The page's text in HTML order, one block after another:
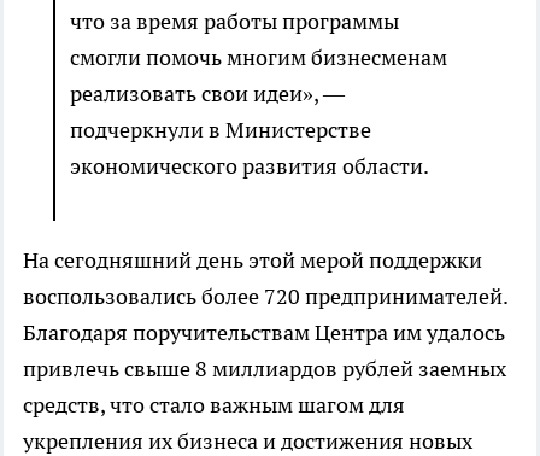
что за время работы программы
смогли помочь многим бизнесменам
реализовать свои идеи», —
подчеркнули в Министерстве
экономического развития области.
На сегодняшний день этой мерой поддержки
воспользовались более 720 предпринимателей.
Благодаря поручительствам Центра им удалось
привлечь свыше 8 миллиардов рублей заемных
средств, что стало важным шагом для
укрепления их бизнеса и достижения новых